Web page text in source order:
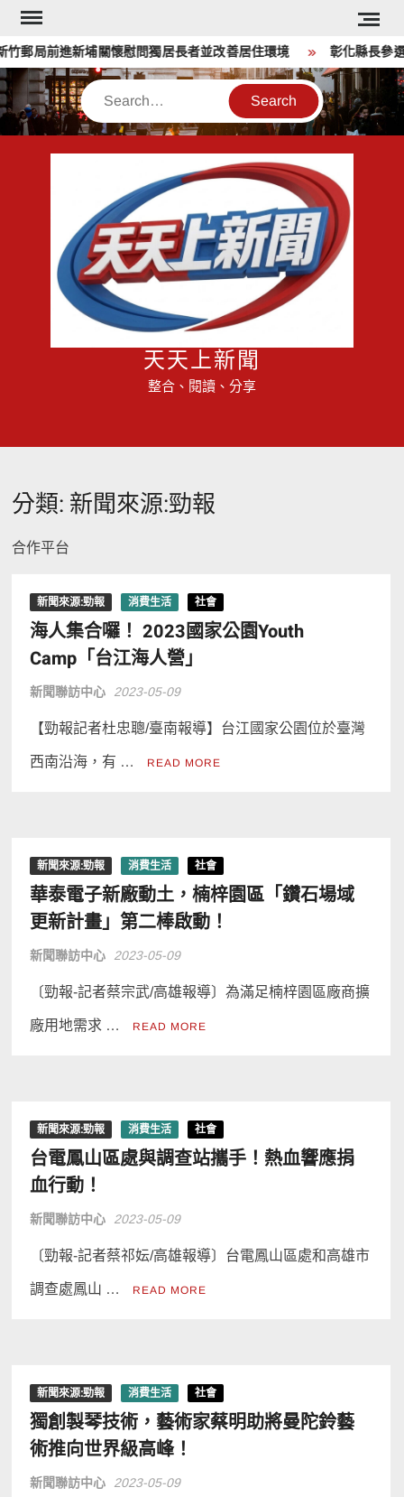
Skip
content
前進新埔關懷慰問獨居長者並改善居住環境 彰化縣長參選
Search
天天上新聞
整合、閱讀、分享
分類: 新聞來源:勁報
合作平台
新聞來源:勁報 消費生活 社會
海人集合囉！ 2023國家公園Youth
Camp「台江海人營」
新聞聯訪中心 2023-05-09
【勁報記者杜忠聰/臺南報導】台江國家公園位於臺灣
西南沿海，有 … READ MORE
新聞來源:勁報 消費生活 社會
華泰電子新廠動土，楠梓園區「鑽石場域
更新計畫」第二棒啟動！
新聞聯訪中心 2023-05-09
〔勁報-記者蔡宗武/高雄報導〕為滿足楠梓園區廠商擴
廠用地需求 … READ MORE
新聞來源:勁報 消費生活 社會
台電鳳山區處與調查站攜手！熱血響應捐
血行動！
新聞聯訪中心 2023-05-09
〔勁報-記者蔡祁妘/高雄報導〕台電鳳山區處和高雄市
調查處鳳山 … READ MORE
新聞來源:勁報 消費生活 社會
獨創製琴技術，藝術家蔡明助將曼陀鈴藝
術推向世界級高峰！
新聞聯訪中心 2023-05-09